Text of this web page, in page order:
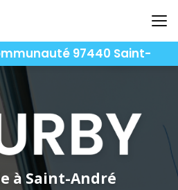
62 62 91-06 92 94 94
97440 Saint-
à Saint-André